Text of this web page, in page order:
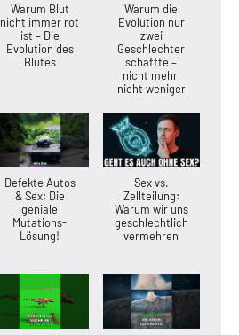
Warum Blut
nicht immer rot
ist – Die
Evolution des
Blutes
Warum die
Evolution nur
zwei
Geschlechter
schaffte –
nicht mehr,
nicht weniger
Defekte Autos
& Sex: Die
geniale
Mutations-
Lösung!
Sex vs.
Zellteilung:
Warum wir uns
geschlechtlich
vermehren